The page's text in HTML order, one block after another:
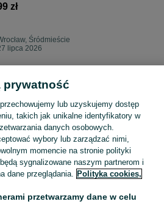
zł
Śródmieście
lipca 2026
PIŁKARSKA
gry
249 zł
lipca 2026
Walizce | 300 Żetonów
prywatność
lub uzyskujemy dostęp
takich jak unikalne identyfikatory w
danych osobowych.
wybory lub zarządzać nimi,
momencie na stronie polityki
sygnalizowane naszym partnerom i
dane przeglądania. Polityka cookies,
przetwarzamy dane w celu